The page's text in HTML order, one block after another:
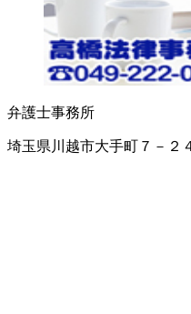
弁護士事務所
埼玉県川越市大手町７－２